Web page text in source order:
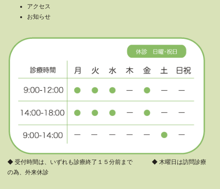
アクセス
お知らせ
◆ 受付時間は、いずれも診療終了１５分前まで ◆ 木曜日は訪問診療
の為、外来休診